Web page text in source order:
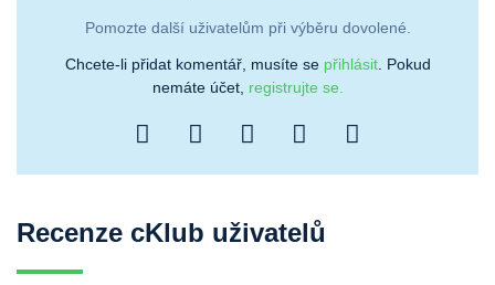
Pomozte další uživatelům při výběru dovolené.
Chcete-li přidat komentář, musíte se přihlásit. Pokud
nemáte účet, registrujte se.
Recenze cKlub uživatelů